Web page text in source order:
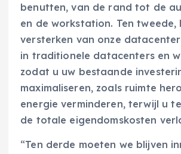
benutten, van de rand tot de
en de workstation. Ten tweede,
versterken van onze
in traditionele datacenters en
zodat u uw bestaande
maximaliseren, zoals ruimte
energie verminderen, terwijl u
de totale eigendomskosten
“Ten derde moeten we blijven